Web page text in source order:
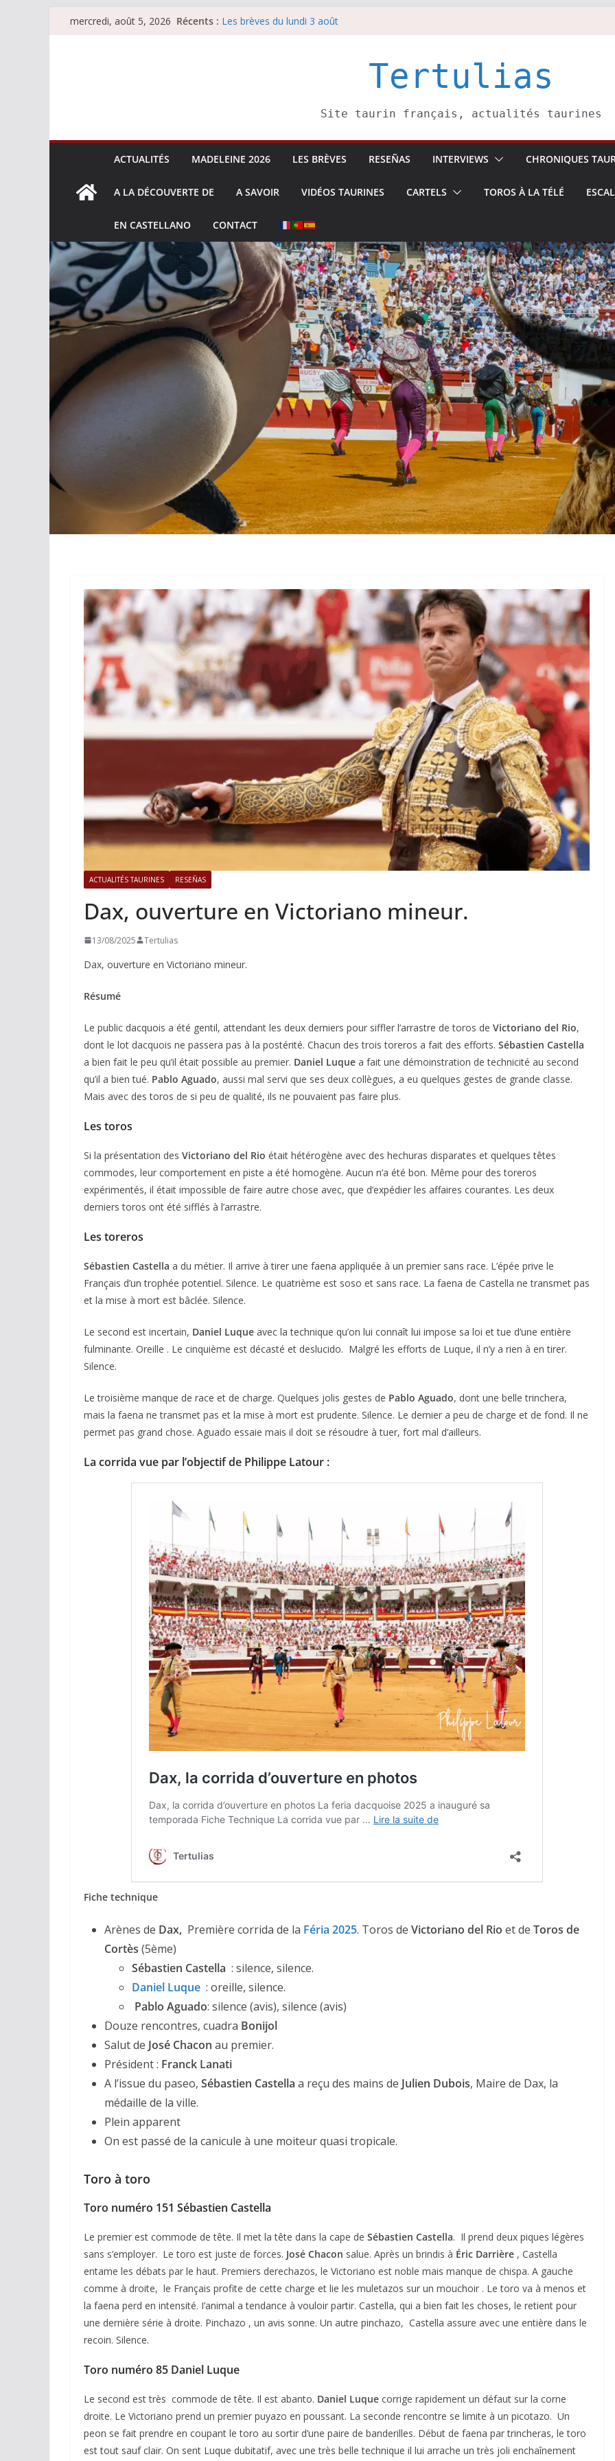
Passermercredi, août 5, 2026 Récents : Les brèves du lundi 3 août
Tertulias
Site taurin français, actualités taurines
ACTUALITÉS MADELEINE 2026 LES BRÈVES RESEÑAS INTERVIEWS CHRONIQUES
A LA DÉCOUVERTE DE A SAVOIR VIDÉOS TAURINES CARTELS TOROS À LA TÉLÉ
EN CASTELLANO CONTACT
ACTUALITÉS TAURINES RESEÑAS
Dax, ouverture en Victoriano mineur.
13/08/2025 Tertulias
Dax, ouverture en Victoriano mineur.
Résumé
Le public dacquois a été gentil, attendant les deux derniers pour siffler l’arrastre de toros de Victoriano del Rio,
dont le lot dacquois ne passera pas à la postérité. Chacun des trois toreros a fait des efforts. Sébastien Castella
a bien fait le peu qu’il était possible au premier. Daniel Luque a fait une démoinstration de technicité au second
qu’il a bien tué. Pablo Aguado, aussi mal servi que ses deux collègues, a eu quelques gestes de grande classe.
Mais avec des toros de si peu de qualité, ils ne pouvaient pas faire plus.
Les toros
Si la présentation des Victoriano del Rio était hétérogène avec des hechuras disparates et quelques têtes
commodes, leur comportement en piste a été homogène. Aucun n’a été bon. Même pour des toreros
expérimentés, il était impossible de faire autre chose avec, que d’expédier les affaires courantes. Les deux
derniers toros ont été sifflés à l’arrastre.
Les toreros
Sébastien Castella a du métier. Il arrive à tirer une faena appliquée à un premier sans race. L’épée prive le
Français d’un trophée potentiel. Silence. Le quatrième est soso et sans race. La faena de Castella ne transmet pas
et la mise à mort est bâclée. Silence.
Le second est incertain, Daniel Luque avec la technique qu’on lui connaît lui impose sa loi et tue d’une entière
fulminante. Oreille . Le cinquième est décasté et deslucido. Malgré les efforts de Luque, il n’y a rien à en tirer.
Silence.
Le troisième manque de race et de charge. Quelques jolis gestes de Pablo Aguado, dont une belle trinchera,
mais la faena ne transmet pas et la mise à mort est prudente. Silence. Le dernier a peu de charge et de fond. Il ne
permet pas grand chose. Aguado essaie mais il doit se résoudre à tuer, fort mal d’ailleurs.
La corrida vue par l’objectif de Philippe Latour :
Fiche technique
Arènes de Dax, Première corrida de la Féria 2025. Toros de Victoriano del Rio et de Toros de
Cortès (5ème)
Sébastien Castella : silence, silence.
Daniel Luque : oreille, silence.
Pablo Aguado: silence (avis), silence (avis)
Douze rencontres, cuadra Bonijol
Salut de José Chacon au premier.
Président : Franck Lanati
A l’issue du paseo, Sébastien Castella a reçu des mains de Julien Dubois, Maire de Dax, la
médaille de la ville.
Plein apparent
On est passé de la canicule à une moiteur quasi tropicale.
Toro à toro
Toro numéro 151 Sébastien Castella
Le premier est commode de tête. Il met la tête dans la cape de Sébastien Castella. Il prend deux piques légères
sans s’employer. Le toro est juste de forces. José Chacon salue. Après un brindis à Éric Darrière , Castella
entame les débats par le haut. Premiers derechazos, le Victoriano est noble mais manque de chispa. A gauche
comme à droite, le Français profite de cette charge et lie les muletazos sur un mouchoir . Le toro va à menos et
la faena perd en intensité. I’animal a tendance à vouloir partir. Castella, qui a bien fait les choses, le retient pour
une dernière série à droite. Pinchazo , un avis sonne. Un autre pinchazo, Castella assure avec une entière dans le
recoin. Silence.
Toro numéro 85 Daniel Luque
Le second est très commode de tête. Il est abanto. Daniel Luque corrige rapidement un défaut sur la corne
droite. Le Victoriano prend un premier puyazo en poussant. La seconde rencontre se limite à un picotazo. Un
peon se fait prendre en coupant le toro au sortir d’une paire de banderilles. Début de faena par trincheras, le toro
est tout sauf clair. On sent Luque dubitatif, avec une très belle technique il lui arrache un très joli enchaînement
ACTUALITÉS TAURINES PHOTOS TAURINES 2026
Istres, l’ouverture en
photos
19/06/2026 Tertulias
ACTUALITÉS TAURINES PHOTOS TAURINES 2026
Bayonne, la corrida des
fêtes en photos
17/07/2026 Tertulias
ACTUALITÉS TAURINES
Arles : au seuil des
espérances.
ACTUALITÉS TAURINES
Istres : la feria des
ultimes émotions